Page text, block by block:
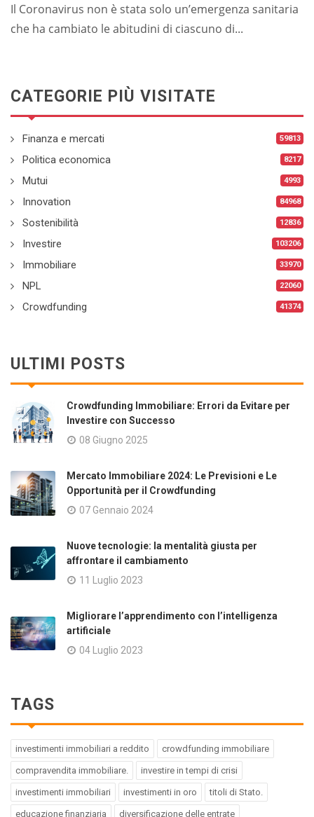
Il Coronavirus non è stata solo un’emergenza sanitaria
che ha cambiato le abitudini di ciascuno di...
CATEGORIE PIÙ VISITATE
Finanza e mercati 59813
Politica economica 8217
Mutui 4993
Innovation 84968
Sostenibilità 12836
Investire 103206
Immobiliare 33970
NPL 22060
Crowdfunding 41374
ULTIMI POSTS
Crowdfunding Immobiliare: Errori da Evitare per
Investire con Successo
08 Giugno 2025
Mercato Immobiliare 2024: Le Previsioni e Le
Opportunità per il Crowdfunding
07 Gennaio 2024
Nuove tecnologie: la mentalità giusta per
affrontare il cambiamento
11 Luglio 2023
Migliorare l’apprendimento con l’intelligenza
artificiale
04 Luglio 2023
TAGS
investimenti immobiliari a reddito crowdfunding immobiliare
compravendita immobiliare. investire in tempi di crisi
investimenti immobiliari investimenti in oro titoli di Stato.
educazione finanziaria diversificazione delle entrate